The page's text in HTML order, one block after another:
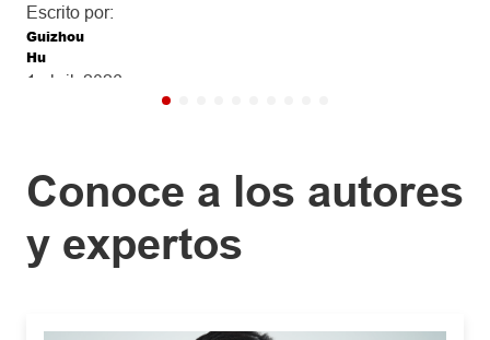
reducir drásticamente los costos de DUE provoca solo pequeñas
disminuciones en la protección frente a la mortalidad.
Escrito por:
Guizhou
Hu
1 abril, 2026
Conoce a los autores
y expertos